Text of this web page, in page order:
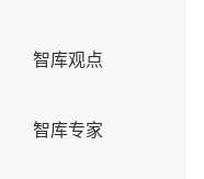
智库观点
智库专家